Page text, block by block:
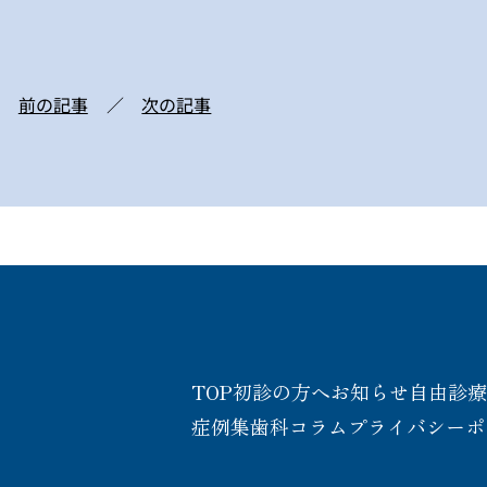
前の記事 次の記事
TOP初診の方へお知らせ自由診
症例集歯科コラム プライバシー